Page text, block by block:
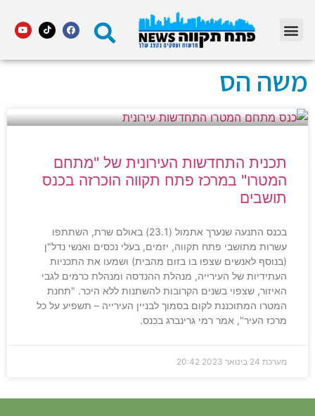
משה הס
תכנית התחדשות העירונית של "מתחם
המטרו" במרכז פתח תקווה הוכרזה בכנס
תושבים
בכנס התנעה שנערך אתמול (23.1) באולם שרת, השתתפו
עשרות מתושבי פתח תקווה, יזמים, בעלי נכסים ואנשי נדל"ן
(בנוסף לאנשים שצפו בו בזום מהבית) ושמעו את התכניות
העתידיות של העירייה, מנהלת ההנדסה ומנהלת כרמים לגבי
האיזור, שצפוי בשנים הקרובות להשתנות ללא היכר. "תחנת
המטרו המתוכננת לקום בסמוך לבניין העירייה – תשפיע על כל
מרכז העיר", אמר רמי גרינברג בכנס.
מערכת 24 בינואר 2023 20:42